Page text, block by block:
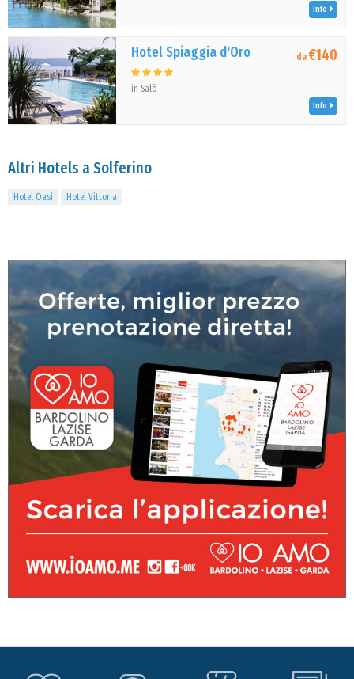
Info
Hotel Spiaggia d'Oro
in Salò
da€140
Info
Altri Hotels a Solferino
Hotel Oasi Hotel Vittoria